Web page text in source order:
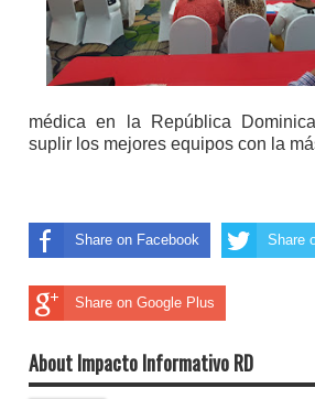
médica en la República
suplir los mejores equipos con la
Share on Facebook Share
Share on Google Plus
About Impacto Informativo RD